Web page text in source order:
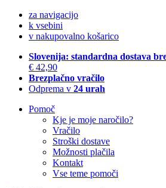
za navigacijo
k vsebini
v nakupovalno košarico
Slovenija: standardna dostava
€ 42,90
Brezplačno vračilo
Odprema v 24 urah
Pomoč
Kje je moje naročilo?
Vračilo
Stroški dostave
Možnosti plačila
Kontakt
Vse teme pomoči